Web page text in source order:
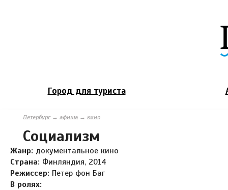
Город для туриста
Петербург→ афиша → кино
Социализм
Жанр: документальное кино
Страна: Финляндия, 2014
Режиссер: Петер фон Баг
В ролях: